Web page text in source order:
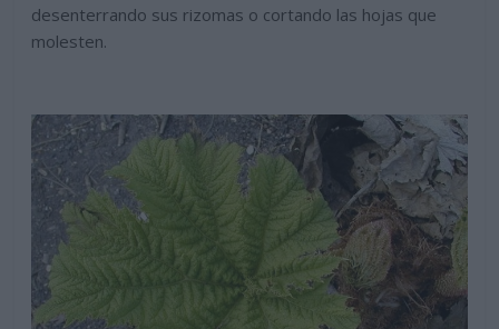
desenterrando sus rizomas o cortando las hojas que
molesten.